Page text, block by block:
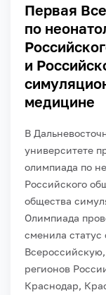
Первая
по
и
медицине
В
университете
олимпиада по
Российского
общества
Олимпиада
сменила
регионов
Краснодар,